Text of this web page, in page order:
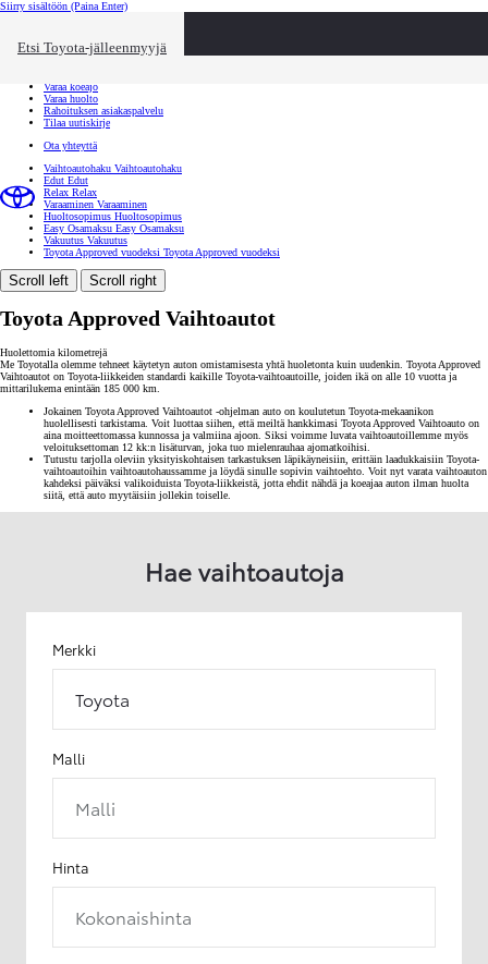
Siirry sisältöön (Paina Enter)
Etsi Toyota-jälleenmyyjä
Toyota palvelee Sulje
Varaa koeajo
Varaa huolto
Rahoituksen asiakaspalvelu
Tilaa uutiskirje
Ota yhteyttä
Vaihtoautohaku Vaihtoautohaku
Edut Edut
Relax Relax
Varaaminen Varaaminen
Huoltosopimus Huoltosopimus
Easy Osamaksu Easy Osamaksu
Vakuutus Vakuutus
Toyota Approved vuodeksi Toyota Approved vuodeksi
Scroll left Scroll right
Toyota Approved Vaihtoautot
Huolettomia kilometrejä
Me Toyotalla olemme tehneet käytetyn auton omistamisesta yhtä huoletonta kuin uudenkin. Toyota Approved
Vaihtoautot on Toyota-liikkeiden standardi kaikille Toyota-vaihtoautoille, joiden ikä on alle 10 vuotta ja
mittarilukema enintään 185 000 km.
Jokainen Toyota Approved Vaihtoautot -ohjelman auto on koulutetun Toyota-mekaanikon
huolellisesti tarkistama. Voit luottaa siihen, että meiltä hankkimasi Toyota Approved Vaihtoauto on
aina moitteettomassa kunnossa ja valmiina ajoon. Siksi voimme luvata vaihtoautoillemme myös
veloituksettoman 12 kk:n lisäturvan, joka tuo mielenrauhaa ajomatkoihisi.
Tutustu tarjolla oleviin yksityiskohtaisen tarkastuksen läpikäyneisiin, erittäin laadukkaisiin Toyota-
vaihtoautoihin vaihtoautohaussamme ja löydä sinulle sopivin vaihtoehto. Voit nyt varata vaihtoauton
kahdeksi päiväksi valikoiduista Toyota-liikkeistä, jotta ehdit nähdä ja koeajaa auton ilman huolta
siitä, että auto myytäisiin jollekin toiselle.
Hae vaihtoautoja
Merkki
Toyota
Malli
Malli
Hinta
Kokonaishinta